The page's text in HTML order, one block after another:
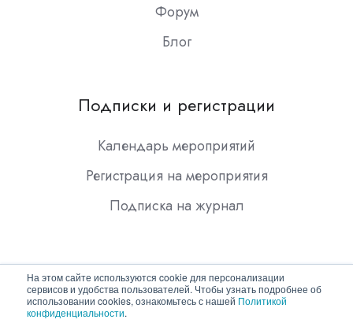
На этом сайте используются cookie для персонализации
сервисов и удобства пользователей. Чтобы узнать подробнее об
использовании cookies, ознакомьтесь с нашей Политикой
конфиденциальности.
Форум
Блог
Подписки и регистрации
Календарь мероприятий
Регистрация на мероприятия
Подписка на журнал